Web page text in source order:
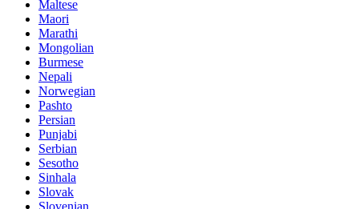
Maltese
Maori
Marathi
Mongolian
Burmese
Nepali
Norwegian
Pashto
Persian
Punjabi
Serbian
Sesotho
Sinhala
Slovak
Slovenian